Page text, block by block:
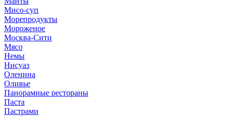
Мисо-суп
Морепродукты
Мороженое
Москва-Сити
Мясо
Немы
Нисуаз
Оленина
Оливье
Панорамные рестораны
Паста
Пастрами